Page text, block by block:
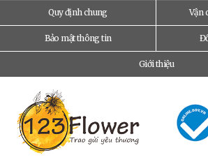
Quy định chung Vận
Bảo mật thông tin
Giới thiệu